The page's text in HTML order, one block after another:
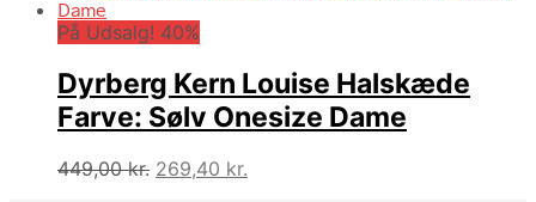
var:
På Udsalg! 40%
Dyrberg Kern Louise Halskæde
Farve: Sølv Onesize Dame
449,00kr. Den
269,40 kr.